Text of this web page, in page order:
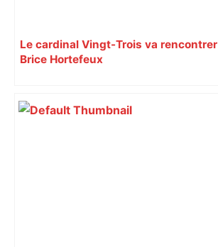
Le cardinal Vingt-Trois va rencontrer
Brice Hortefeux